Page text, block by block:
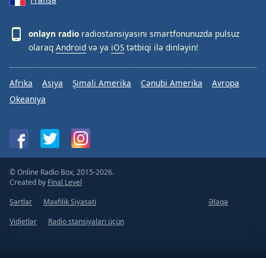
onlayn radio radiostansiyasını smartfonunuzda pulsuz
olaraq Android və ya iOS tətbiqi ilə dinləyin!
Afrika Asiya Şimali Amerika Cənubi Amerika
Avropa
Okeaniya
© Online Radio Box, 2015-2026.
Created by Final Level
Şərtlər
Məxfilik Siyasəti
Əlaqə
Vidjetlər
Radio stansiyaları üçün